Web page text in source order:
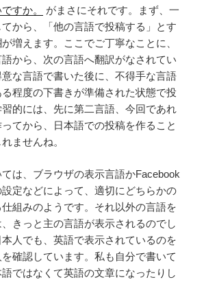
すか。
がまさにそれです。まず、一
から、「他の言語で投稿する」とす
増えます。ここでご丁寧なことに、
から、次の言語へ翻訳がなされてい
な言語で書いた後に、不得手な言語
程度の下書きが準備された状態で投
的には、先に第二言語、今回であれ
てから、日本語での投稿を作ること
ませんね。
は、ブラウザの表示言語かFacebook
定などによって、適切にどちらかの
組みのようです。それ以外の言語を
きっと主の言語が表示されるのでし
本人でも、英語で表示されているのを
確認しています。私も自分で書いて
ではなくて英語の文章になったりし